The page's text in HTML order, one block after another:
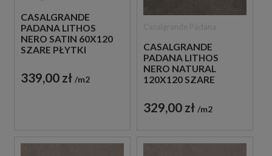
CASALGRANDE
PADANA LITHOS
NERO SATIN 60X120
SZARE PŁYTKI
339,00 zł m2
CASALGRANDE
PADANA LITHOS
NERO NATURAL
120X120 SZARE
329,00 zł m2